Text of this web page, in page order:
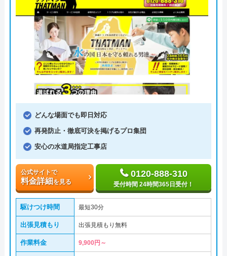
どんな場面でも即日対応
再発防止・徹底可決を掲げるプロ集団
安心の水道局指定工事店
公式サイトで
料金詳細を見る
0120-888-310
受付時間 24時間365日受付！
駆けつけ時間 最短30分
出張見積もり 出張見積もり無料
作業料金 9,900円～